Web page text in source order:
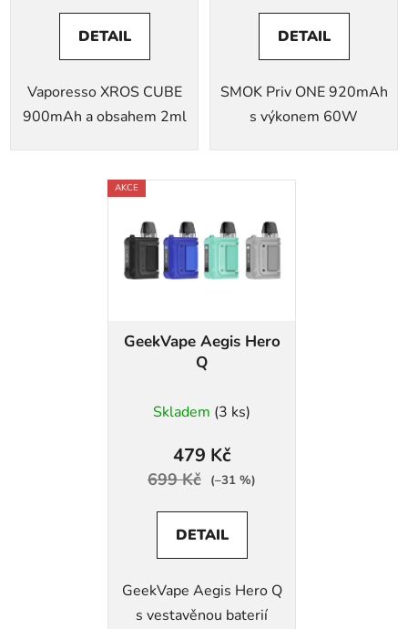
DETAIL
Vaporesso XROS CUBE
900mAh a obsahem 2ml
DETAIL
SMOK Priv ONE 920mAh
s výkonem 60W
AKCE
GeekVape Aegis Hero
Q
Skladem (3 ks)
479 Kč
699 Kč (–31 %)
DETAIL
GeekVape Aegis Hero Q
s vestavěnou baterií